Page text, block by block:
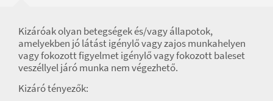
Kizáróak olyan betegségek és/vagy állapotok,
amelyekben jó látást igénylő vagy zajos munkahelyen
vagy fokozott figyelmet igénylő vagy fokozott baleset
veszéllyel járó munka nem végezhető.
Kizáró tényezők: